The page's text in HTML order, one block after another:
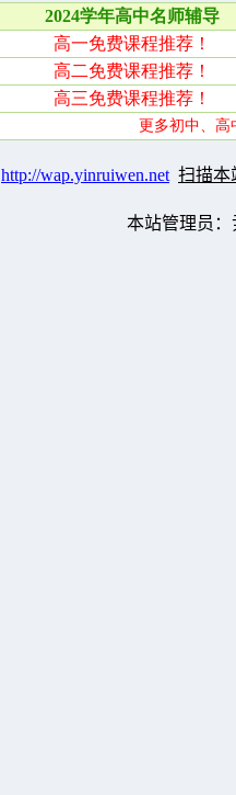
http://wap.yinruiwen.net 扫描本
本站管理员：